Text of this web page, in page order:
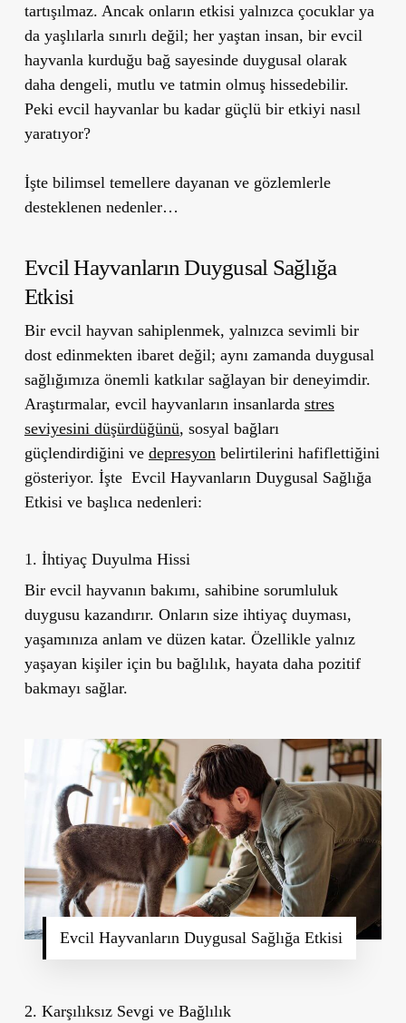
tartışılmaz. Ancak onların etkisi yalnızca çocuklar ya
da yaşlılarla sınırlı değil; her yaştan insan, bir evcil
hayvanla kurduğu bağ sayesinde duygusal olarak
daha dengeli, mutlu ve tatmin olmuş hissedebilir.
Peki evcil hayvanlar bu kadar güçlü bir etkiyi nasıl
yaratıyor?
İşte bilimsel temellere dayanan ve gözlemlerle
desteklenen nedenler…
Evcil Hayvanların Duygusal Sağlığa
Etkisi
Bir evcil hayvan sahiplenmek, yalnızca sevimli bir
dost edinmekten ibaret değil; aynı zamanda duygusal
sağlığımıza önemli katkılar sağlayan bir deneyimdir.
Araştırmalar, evcil hayvanların insanlarda stres
seviyesini düşürdüğünü, sosyal bağları
güçlendirdiğini ve depresyon belirtilerini hafiflettiğini
gösteriyor. İşte Evcil Hayvanların Duygusal Sağlığa
Etkisi ve başlıca nedenleri:
1. İhtiyaç Duyulma Hissi
Bir evcil hayvanın bakımı, sahibine sorumluluk
duygusu kazandırır. Onların size ihtiyaç duyması,
yaşamınıza anlam ve düzen katar. Özellikle yalnız
yaşayan kişiler için bu bağlılık, hayata daha pozitif
bakmayı sağlar.
Evcil Hayvanların Duygusal Sağlığa Etkisi
2. Karşılıksız Sevgi ve Bağlılık